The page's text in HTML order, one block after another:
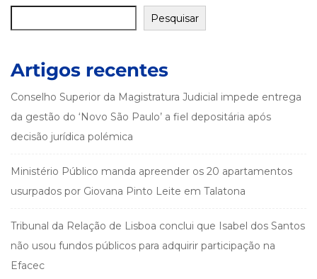
Pesquisar
Artigos recentes
Conselho Superior da Magistratura Judicial impede entrega
da gestão do ‘Novo São Paulo’ a fiel depositária após
decisão jurídica polémica
Ministério Público manda apreender os 20 apartamentos
usurpados por Giovana Pinto Leite em Talatona
Tribunal da Relação de Lisboa conclui que Isabel dos Santos
não usou fundos públicos para adquirir participação na
Efacec